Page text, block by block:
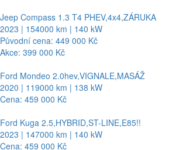
Jeep Compass 1.3 T4 PHEV,4x4,ZÁRUKA
2023 | 154000 km | 140 kW
Původní cena: 449 000 Kč
Akce: 399 000 Kč
Ford Mondeo 2.0hev,VIGNALE,MASÁŽ
2020 | 119000 km | 138 kW
Cena: 459 000 Kč
Ford Kuga 2.5,HYBRID,ST-LINE,E85!!
2023 | 147000 km | 140 kW
Cena: 459 000 Kč